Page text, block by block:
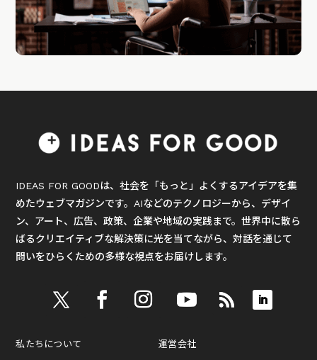
IDEAS FOR GOODは、社会を「もっと」よくするアイデアを集
めたウェブマガジンです。AIなどのテクノロジーから、デザイ
ン、アート、広告、政策、企業や地域の実践まで。世界中に散ら
ばるクリエイティブな解決策に光を当てながら、対話を通じて
問いをひらくための多様な視点をお届けします。
私たちについて 運営会社